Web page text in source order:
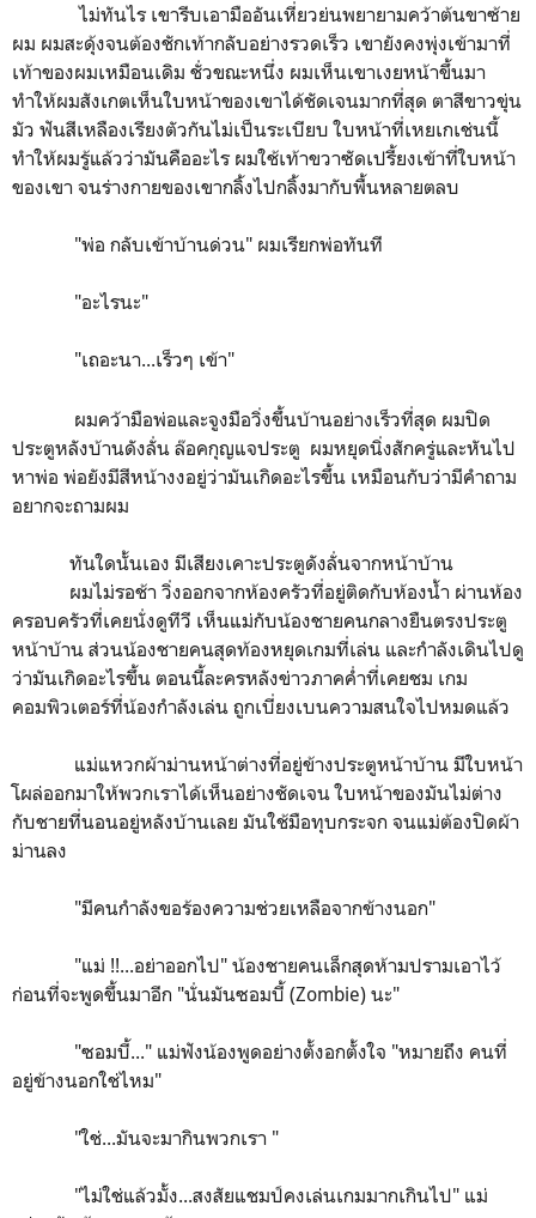
ไม่ทันไร เขารีบเอามืออันเหี่ยวย่นพยายามคว้าต้นขาซ้าย
ผม ผมสะดุ้งจนต้องชักเท้ากลับอย่างรวดเร็ว เขายังคงพุ่งเข้ามาที่
เท้าของผมเหมือนเดิม ชั่วขณะหนึ่ง ผมเห็นเขาเงยหน้าขึ้นมา
ทำให้ผมสังเกตเห็นใบหน้าของเขาได้ชัดเจนมากที่สุด ตาสีขาวขุ่น
มัว ฟันสีเหลืองเรียงตัวกันไม่เป็นระเบียบ ใบหน้าที่เหยเกเช่นนี้
ทำให้ผมรู้แล้วว่ามันคืออะไร ผมใช้เท้าขวาซัดเปรี้ยงเข้าที่ใบหน้า
ของเขา จนร่างกายของเขากลิ้งไปกลิ้งมากับพื้นหลายตลบ
"พ่อ กลับเข้าบ้านด่วน" ผมเรียกพ่อทันที
"อะไรนะ"
"เถอะนา...เร็วๆ เข้า"
ผมคว้ามือพ่อและจูงมือวิ่งขึ้นบ้านอย่างเร็วที่สุด ผมปิด
ประตูหลังบ้านดังลั่น ล๊อคกุญแจประตู ผมหยุดนิ่งสักครู่และหันไป
หาพ่อ พ่อยังมีสีหน้างงอยู่ว่ามันเกิดอะไรขึ้น เหมือนกับว่ามีคำถาม
อยากจะถามผม
ทันใดนั้นเอง มีเสียงเคาะประตูดังลั่นจากหน้าบ้าน
ผมไม่รอช้า วิ่งออกจากห้องครัวที่อยู่ติดกับห้องน้ำ ผ่านห้อง
ครอบครัวที่เคยนั่งดูทีวี เห็นแม่กับน้องชายคนกลางยืนตรงประตู
หน้าบ้าน ส่วนน้องชายคนสุดท้องหยุดเกมที่เล่น และกำลังเดินไปดู
ว่ามันเกิดอะไรขึ้น ตอนนี้ละครหลังข่าวภาคค่ำที่เคยชม เกม
คอมพิวเตอร์ที่น้องกำลังเล่น ถูกเบี่ยงเบนความสนใจไปหมดแล้ว
แม่แหวกผ้าม่านหน้าต่างที่อยู่ข้างประตูหน้าบ้าน มีใบหน้า
โผล่ออกมาให้พวกเราได้เห็นอย่างชัดเจน ใบหน้าของมันไม่ต่าง
กับชายที่นอนอยู่หลังบ้านเลย มันใช้มือทุบกระจก จนแม่ต้องปิดผ้า
ม่านลง
"มีคนกำลังขอร้องความช่วยเหลือจากข้างนอก"
"แม่ !!...อย่าออกไป" น้องชายคนเล็กสุดห้ามปรามเอาไว้
ก่อนที่จะพูดขึ้นมาอีก "นั่นมันซอมบี้ (Zombie) นะ"
"ซอมบี้..." แม่ฟังน้องพูดอย่างตั้งอกตั้งใจ "หมายถึง คนที่
อยู่ข้างนอกใช่ไหม"
"ใช่...มันจะมากินพวกเรา "
"ไม่ใช่แล้วมั้ง...สงสัยแชมป์คงเล่นเกมมากเกินไป" แม่